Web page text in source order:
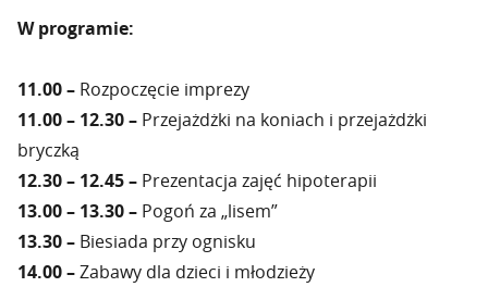
W programie:
11.00 – Rozpoczęcie imprezy
11.00 – 12.30 – Przejażdżki na koniach i przejażdżki
bryczką
12.30 – 12.45 – Prezentacja zajęć hipoterapii
13.00 – 13.30 – Pogoń za „lisem”
13.30 – Biesiada przy ognisku
14.00 –Zabawy dla dzieci i młodzieży